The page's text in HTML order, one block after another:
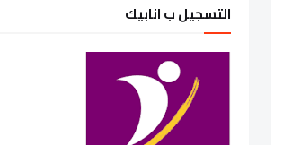
التسجيل ب انابيك